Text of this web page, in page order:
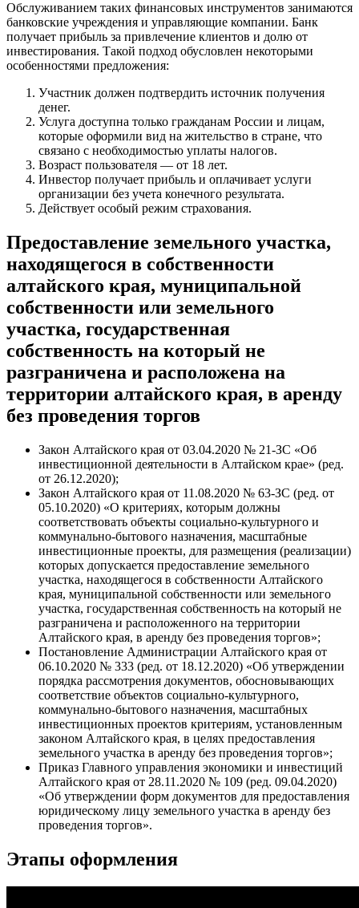
Обслуживанием таких финансовых инструментов занимаются
банковские учреждения и управляющие компании. Банк
получает прибыль за привлечение клиентов и долю от
инвестирования. Такой подход обусловлен некоторыми
особенностями предложения:
Участник должен подтвердить источник получения
денег.
Услуга доступна только гражданам России и лицам,
которые оформили вид на жительство в стране, что
связано с необходимостью уплаты налогов.
Возраст пользователя — от 18 лет.
Инвестор получает прибыль и оплачивает услуги
организации без учета конечного результата.
Действует особый режим страхования.
Предоставление земельного участка,
находящегося в собственности
алтайского края, муниципальной
собственности или земельного
участка, государственная
собственность на который не
разграничена и расположена на
территории алтайского края, в аренду
без проведения торгов
Закон Алтайского края от 03.04.2020 № 21-ЗС «Об
инвестиционной деятельности в Алтайском крае» (ред.
от 26.12.2020);
Закон Алтайского края от 11.08.2020 № 63-ЗС (ред. от
05.10.2020) «О критериях, которым должны
соответствовать объекты социально-культурного и
коммунально-бытового назначения, масштабные
инвестиционные проекты, для размещения (реализации)
которых допускается предоставление земельного
участка, находящегося в собственности Алтайского
края, муниципальной собственности или земельного
участка, государственная собственность на который не
разграничена и расположенного на территории
Алтайского края, в аренду без проведения торгов»;
Постановление Администрации Алтайского края от
06.10.2020 № 333 (ред. от 18.12.2020) «Об утверждении
порядка рассмотрения документов, обосновывающих
соответствие объектов социально-культурного,
коммунально-бытового назначения, масштабных
инвестиционных проектов критериям, установленным
законом Алтайского края, в целях предоставления
земельного участка в аренду без проведения торгов»;
Приказ Главного управления экономики и инвестиций
Алтайского края от 28.11.2020 № 109 (ред. 09.04.2020)
«Об утверждении форм документов для предоставления
юридическому лицу земельного участка в аренду без
проведения торгов».
Этапы оформления